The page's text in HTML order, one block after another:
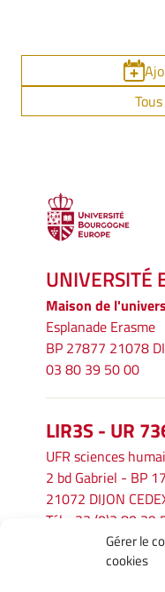
Gérer le
cookies
UNIVERSITÉ
Maison de
Esplanade Erasme
BP 27877 21078
03 80 39 50 00
LIR3S - UR
UFR sciences
2 bd Gabriel - BP
21072 DIJON
Tél. : 33 (0)3 80 39
lir3s@u-